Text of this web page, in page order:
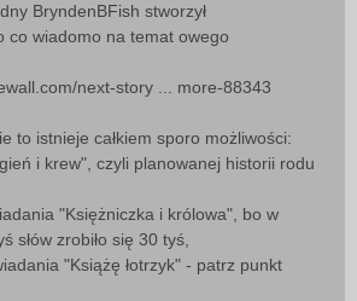
BryndenBFish stworzył
co wiadomo na temat owego
next-story ... more-88343
to istnieje całkiem sporo możliwości:
i krew", czyli planowanej historii rodu
"Księżniczka i królowa", bo w
słów zrobiło się 30 tyś,
"Książę łotrzyk" - patrz punkt